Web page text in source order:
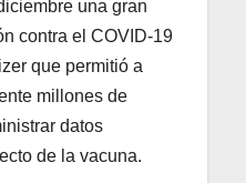
una gran
contra el COVID-19
que permitió a
millones de
datos
de la vacuna.